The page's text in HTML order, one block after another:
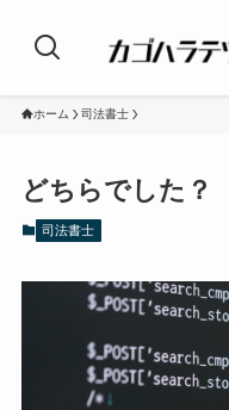
ホーム 司法書士
どちらでした？
司法書士